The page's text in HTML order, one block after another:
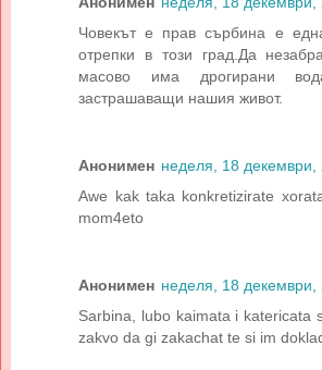
Човекът е прав сърбина е
отрепки в този град.Да
масово има дрогирани
застрашаващи нашия живот.
Анонимен неделя, 18 декември,
Awe kak taka konkretizirate
mom4eto
Анонимен неделя, 18 декември,
Sarbina, lubo kaimata i katericata
zakvo da gi zakachat te si im